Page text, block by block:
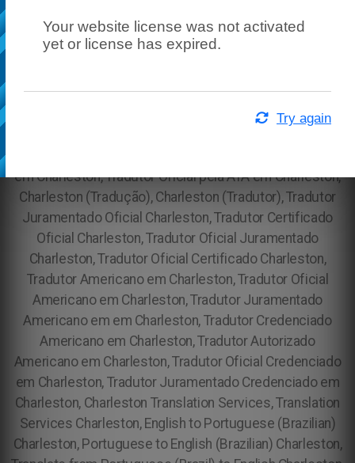
Your website license was not activated
yet or license has expired.
Try again